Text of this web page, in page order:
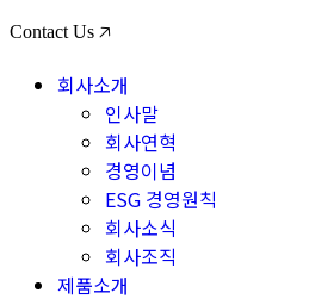
Contact Us 🡥
회사소개
인사말
회사연혁
경영이념
ESG 경영원칙
회사소식
회사조직
제품소개